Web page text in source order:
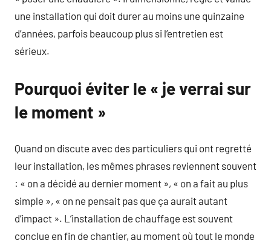
une installation qui doit durer au moins une quinzaine
d’années, parfois beaucoup plus si l’entretien est
sérieux.
Pourquoi éviter le « je verrai sur
le moment »
Quand on discute avec des particuliers qui ont regretté
leur installation, les mêmes phrases reviennent souvent
: « on a décidé au dernier moment », « on a fait au plus
simple », « on ne pensait pas que ça aurait autant
d’impact ». L’installation de chauffage est souvent
conclue en fin de chantier, au moment où tout le monde